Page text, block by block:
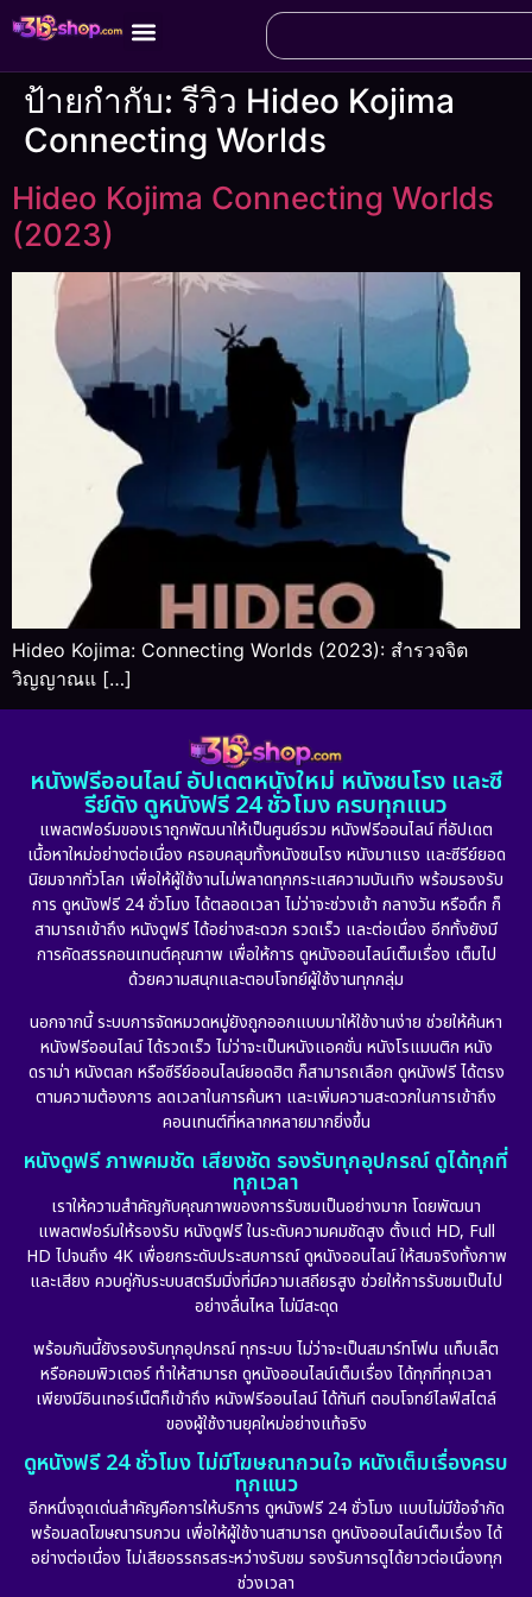
ป้ายกำกับ:รีวิว Hideo Kojima
Connecting Worlds
Hideo Kojima Connecting Worlds
(2023)
Hideo Kojima: Connecting Worlds (2023): สำรวจจิต
วิญญาณแ […]
หนังฟรีออนไลน์ อัปเดตหนังใหม่ หนังชนโรง และซี
รีย์ดัง ดูหนังฟรี 24 ชั่วโมง ครบทุกแนว
แพลตฟอร์มของเราถูกพัฒนาให้เป็นศูนย์รวม หนังฟรีออนไลน์ ที่อัปเดต
เนื้อหาใหม่อย่างต่อเนื่อง ครอบคลุมทั้งหนังชนโรง หนังมาแรง และซีรีย์ยอด
นิยมจากทั่วโลก เพื่อให้ผู้ใช้งานไม่พลาดทุกกระแสความบันเทิง พร้อมรองรับ
การ ดูหนังฟรี 24 ชั่วโมง ได้ตลอดเวลา ไม่ว่าจะช่วงเช้า กลางวัน หรือดึก ก็
สามารถเข้าถึง หนังดูฟรี ได้อย่างสะดวก รวดเร็ว และต่อเนื่อง อีกทั้งยังมี
การคัดสรรคอนเทนต์คุณภาพ เพื่อให้การ ดูหนังออนไลน์เต็มเรื่อง เต็มไป
ด้วยความสนุกและตอบโจทย์ผู้ใช้งานทุกกลุ่ม
นอกจากนี้ ระบบการจัดหมวดหมู่ยังถูกออกแบบมาให้ใช้งานง่าย ช่วยให้ค้นหา
หนังฟรีออนไลน์ ได้รวดเร็ว ไม่ว่าจะเป็นหนังแอคชั่น หนังโรแมนติก หนัง
ดราม่า หนังตลก หรือซีรีย์ออนไลน์ยอดฮิต ก็สามารถเลือก ดูหนังฟรี ได้ตรง
ตามความต้องการ ลดเวลาในการค้นหา และเพิ่มความสะดวกในการเข้าถึง
คอนเทนต์ที่หลากหลายมากยิ่งขึ้น
หนังดูฟรี ภาพคมชัด เสียงชัด รองรับทุกอุปกรณ์ ดูได้ทุกที่
ทุกเวลา
เราให้ความสำคัญกับคุณภาพของการรับชมเป็นอย่างมาก โดยพัฒนา
แพลตฟอร์มให้รองรับ หนังดูฟรี ในระดับความคมชัดสูง ตั้งแต่ HD, Full
HD ไปจนถึง 4K เพื่อยกระดับประสบการณ์ ดูหนังออนไลน์ ให้สมจริงทั้งภาพ
และเสียง ควบคู่กับระบบสตรีมมิ่งที่มีความเสถียรสูง ช่วยให้การรับชมเป็นไป
อย่างลื่นไหล ไม่มีสะดุด
พร้อมกันนี้ยังรองรับทุกอุปกรณ์ ทุกระบบ ไม่ว่าจะเป็นสมาร์ทโฟน แท็บเล็ต
หรือคอมพิวเตอร์ ทำให้สามารถ ดูหนังออนไลน์เต็มเรื่อง ได้ทุกที่ทุกเวลา
เพียงมีอินเทอร์เน็ตก็เข้าถึง หนังฟรีออนไลน์ ได้ทันที ตอบโจทย์ไลฟ์สไตล์
ของผู้ใช้งานยุคใหม่อย่างแท้จริง
ดูหนังฟรี 24 ชั่วโมง ไม่มีโฆษณากวนใจ หนังเต็มเรื่องครบ
ทุกแนว
อีกหนึ่งจุดเด่นสำคัญคือการให้บริการ ดูหนังฟรี 24 ชั่วโมง แบบไม่มีข้อจำกัด
พร้อมลดโฆษณารบกวน เพื่อให้ผู้ใช้งานสามารถ ดูหนังออนไลน์เต็มเรื่อง ได้
อย่างต่อเนื่อง ไม่เสียอรรถรสระหว่างรับชม รองรับการดูได้ยาวต่อเนื่องทุก
ช่วงเวลา